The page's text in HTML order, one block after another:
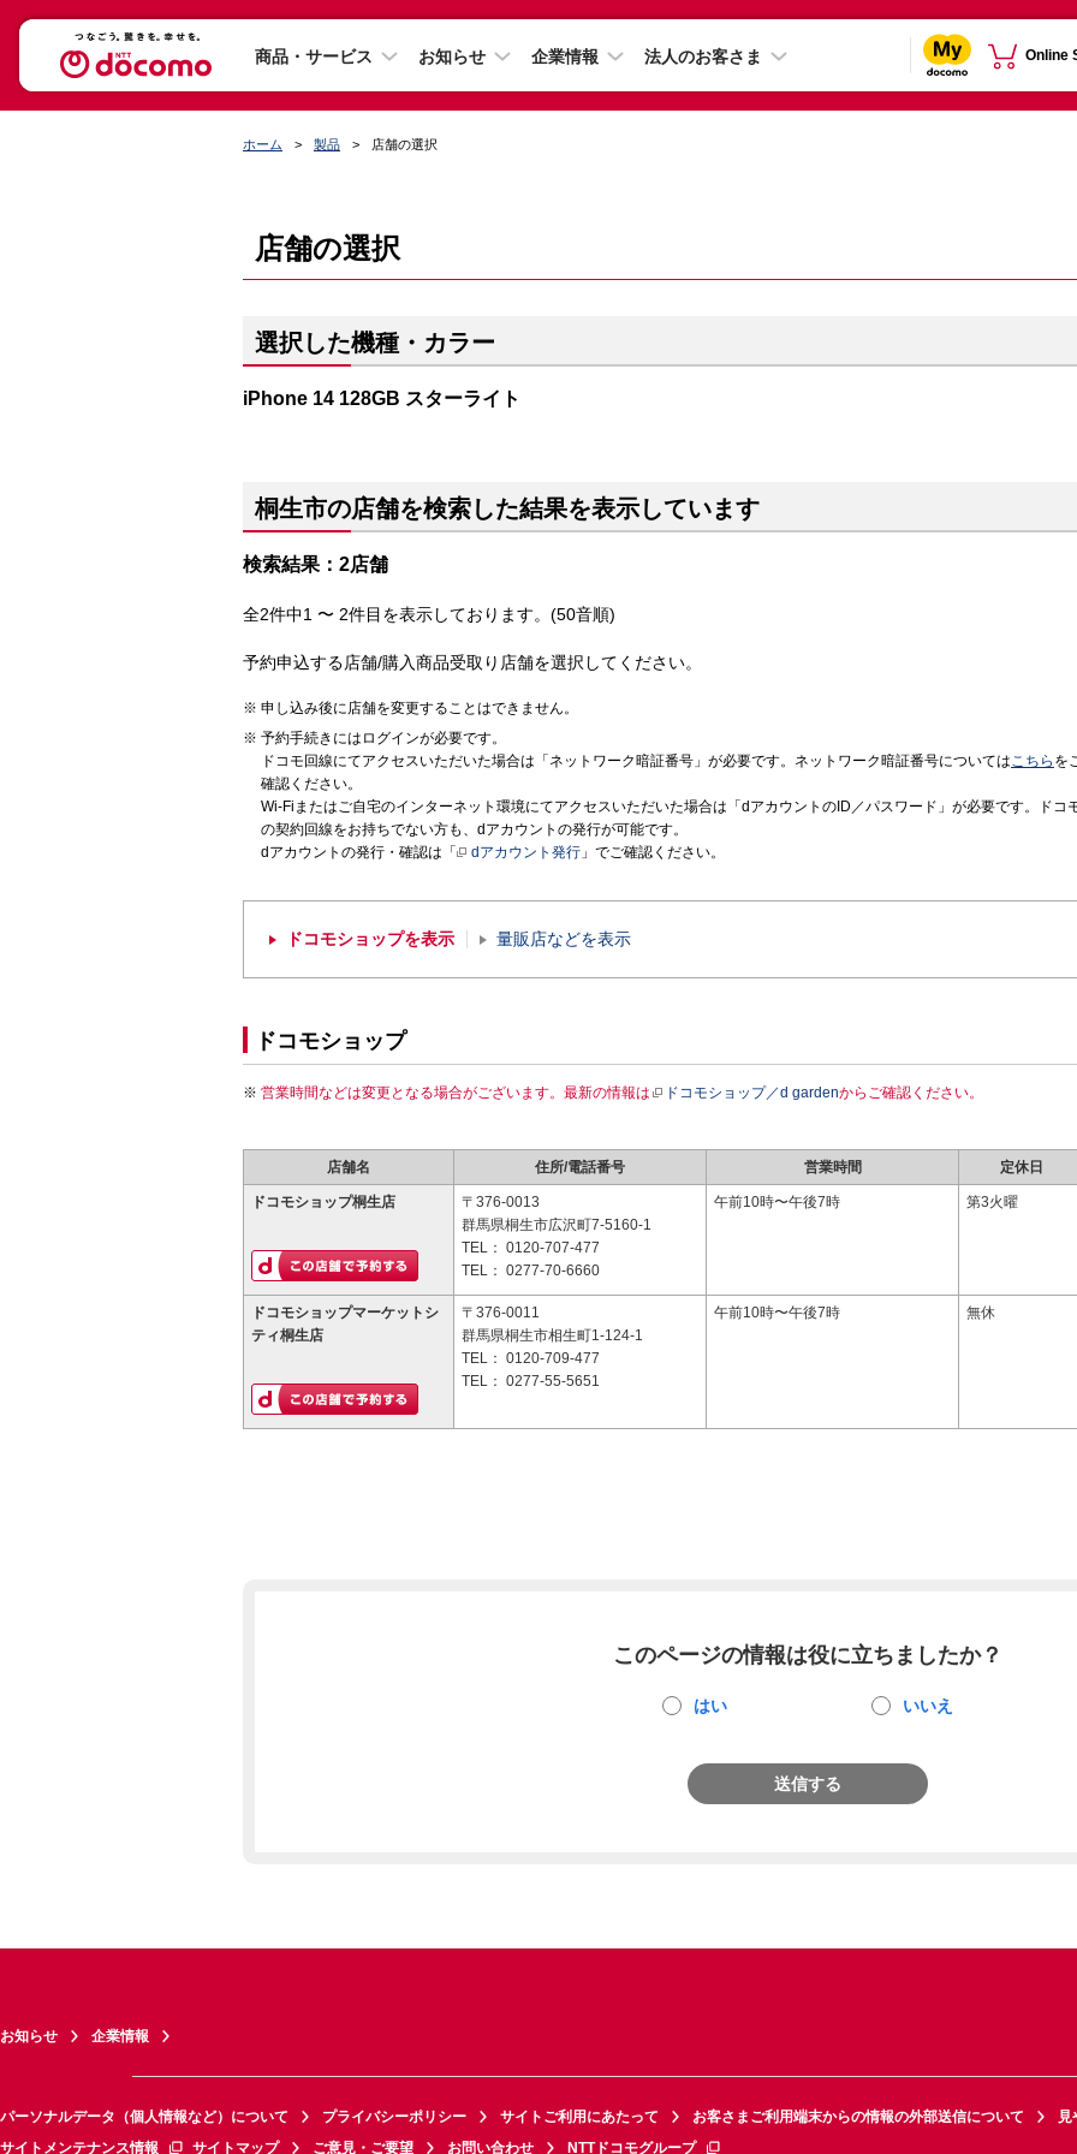
商品・サービス お知らせ 企業情報 法人のお客さま Online
ホーム 製品 店舗の選択
店舗の選択
選択した機種・カラー
iPhone 14 128GB スターライト
桐生市の店舗を検索した結果を表示しています
検索結果：2店舗
全2件中1 〜 2件目を表示しております。(50音順)
予約申込する店舗/購入商品受取り店舗を選択してください。
申し込み後に店舗を変更することはできません。
予約手続きにはログインが必要です。
ドコモ回線にてアクセスいただいた場合は「ネットワーク暗証番号」が必要です。ネットワーク暗証番号についてはこちら を
確認ください。
Wi-Fiまたはご自宅のインターネット環境にてアクセスいただいた場合は「dアカウントのID／パスワード」が必要です。ドコ
の契約回線をお持ちでない方も、dアカウントの発行が可能です。
dアカウントの発行・確認は「
dアカウント発行 」でご確認ください。
ドコモショップを表示 量販店などを表示
ドコモショップ
営業時間などは変更となる場合がございます。最新の情報は ドコモショップ／d gardenからご確認ください。
店舗名 住所/電話番号 営業時間 定休日
ドコモショップ桐生店
〒376-0013
群馬県桐生市広沢町7-5160-1
TEL： 0120-707-477
TEL： 0277-70-6660
午前10時〜午後7時 第3火曜
ドコモショップマーケットシ
ティ桐生店
〒376-0011
群馬県桐生市相生町1-124-1
TEL： 0120-709-477
TEL： 0277-55-5651
午前10時〜午後7時 無休
このページの情報は役に立ちましたか？
はい いいえ
送信する
お知らせ 企業情報
パーソナルデータ（個人情報など）について プライバシーポリシー サイトご利用にあたって お客さまご利用端末からの情報の外部送信について
見
サイトメンテナンス情報
サイトマップ ご意見・ご要望 お問い合わせ NTTドコモグループ